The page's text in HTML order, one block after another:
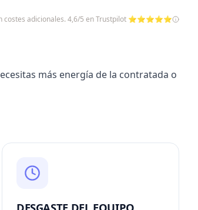
costes adicionales. 4,6/5 en Trustpilot ⭐⭐⭐⭐⭐
más energía de la contratada o